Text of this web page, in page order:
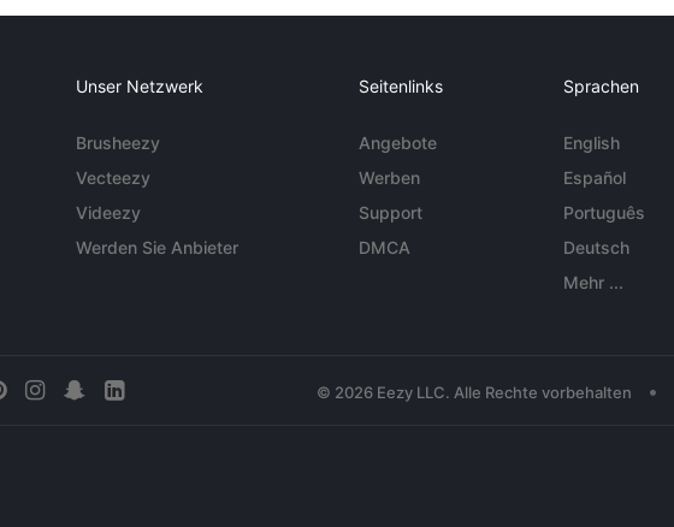
Unser Netzwerk
Brusheezy
Vecteezy
Videezy
Werden Sie Anbieter
Seitenlinks
Angebote
Werben
Support
DMCA
Sprachen
English
Español
Português
Deutsch
Mehr ...
© 2026 Eezy LLC. Alle Rechte vorbehalten •